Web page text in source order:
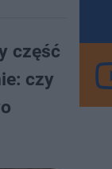
część
czy